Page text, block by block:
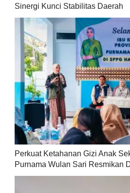
Sinergi Kunci Stabilitas Daerah
Perkuat Ketahanan Gizi Anak
Purnama Wulan Sari Resmikan